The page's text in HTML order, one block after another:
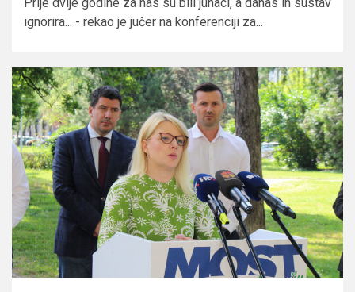
ignorira... - rekao je jučer na konferenciji za...